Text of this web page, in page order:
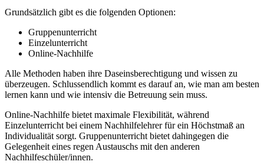
Grundsätzlich gibt es die folgenden Optionen:
Gruppenunterricht
Einzelunterricht
Online-Nachhilfe
Alle Methoden haben ihre Daseinsberechtigung und wissen zu
überzeugen. Schlussendlich kommt es darauf an, wie man am besten
lernen kann und wie intensiv die Betreuung sein muss.
Online-Nachhilfe bietet maximale Flexibilität, während
Einzelunterricht bei einem Nachhilfelehrer für ein Höchstmaß an
Individualität sorgt. Gruppenunterricht bietet dahingegen die
Gelegenheit eines regen Austauschs mit den anderen
Nachhilfeschüler/innen.